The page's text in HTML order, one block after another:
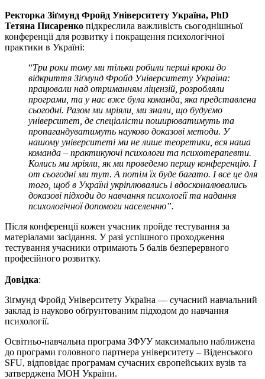
Ректорка Зіґмунд Фройд Університету Україна, PhD
Тетяна Писаренко підкреслила важливість сьогоднішньої
конференції для розвитку і покращення психологічної
практики в Україні:
“Три роки тому ми тільки робили перші кроки до
відкриття Зіґмунд Фройд Університету Україна:
працювали над отриманням ліцензій, розробляли
програми, та у нас вже була команда, яка представлена
сьогодні. Разом ми мріяли, ми знали, що будуємо
університет, де спеціалісти поширюватимуть та
пропагандуватимуть науково доказові методи. У
нашому університеті ми не лише теоретики, вся наша
команда – практикуючі психологи та психотерапевти.
Колись ми мріяли, як ми проведемо першу конференцію. І
от сьогодні ми тут. А потім їх буде багато. І все це для
того, щоб в Україні укріплювались і вдосконалювались
доказові підходи до навчання психології та надання
психологічної допомоги населенню”.
Після конференції кожен учасник пройде тестування за
матеріалами засідання. У разі успішного проходження
тестування учасники отримають 5 балів безперервного
професійного розвитку.
Довідка:
Зіґмунд Фройд Університету Україна — сучасний навчальний
заклад із науково обґрунтованим підходом до навчання
психології.
Освітньо-навчальна програма ЗФУУ максимально наближена
до програми головного партнера університету – Віденського
SFU, відповідає програмам сучасних європейських вузів та
затверджена МОН України.